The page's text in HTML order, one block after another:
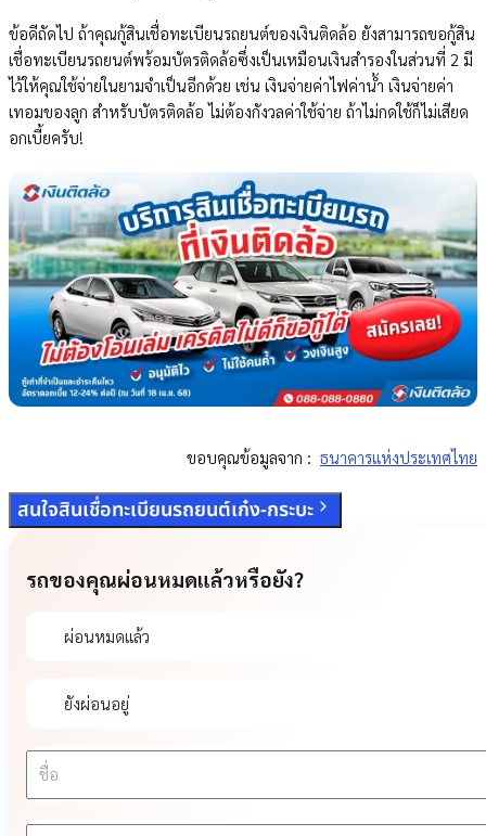
ข้อดีถัดไป ถ้าคุณกู้สินเชื่อทะเบียนรถยนต์ของเงินติดล้อ ยังสามารถขอกู้สิน
เชื่อทะเบียนรถยนต์พร้อมบัตรติดล้อซึ่งเป็นเหมือนเงินสำรองในส่วนที่ 2 มี
ไว้ให้คุณใช้จ่ายในยามจำเป็นอีกด้วย เช่น เงินจ่ายค่าไฟค่าน้ำ เงินจ่ายค่า
เทอมของลูก สำหรับบัตรติดล้อ ไม่ต้องกังวลค่าใช้จ่าย ถ้าไม่กดใช้ก็ไม่เสียด
อกเบี้ยครับ!
ขอบคุณข้อมูลจาก : ธนาคารแห่งประเทศไทย
สนใจสินเชื่อทะเบียนรถยนต์เก๋ง-กระบะ
รถของคุณผ่อนหมดแล้วหรือยัง?
ผ่อนหมดแล้ว
ยังผ่อนอยู่
ชื่อ